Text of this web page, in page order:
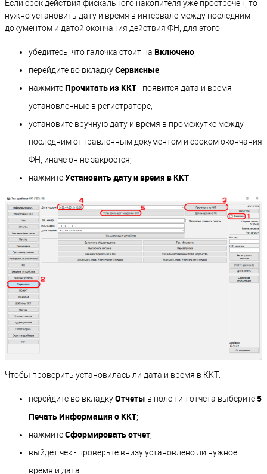
Если срок действия фискального накопителя уже прострочен, то
нужно установить дату и время в интервале между последним
документом и датой окончания действия ФН, для этого:
убедитесь, что галочка стоит на Включено;
перейдите во вкладкуСервисные;
нажмитеПрочитать из ККТ- появится дата и время
установленные в регистраторе;
установите вручную дату и время в промежутке между
последним отправленным документом и сроком окончания
ФН, иначе он не закроется;
нажмитеУстановить дату и время в ККТ
Чтобы проверить установилась ли дата и время в ККТ:
перейдите во вкладкуОтчеты в поле тип отчета выберите5
Печать Информация о ККТ;
нажмитеСформировать отчет;
выйдет чек - проверьте внизу установлено ли нужное
время и дата.